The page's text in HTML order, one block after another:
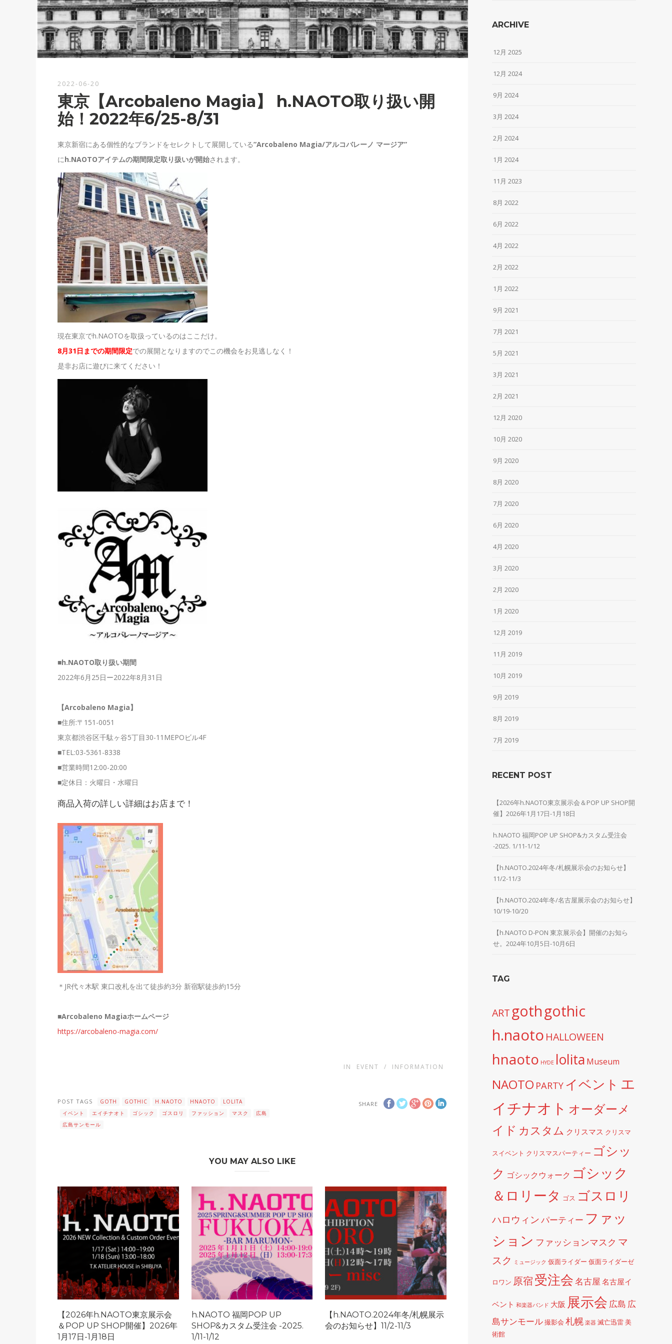
2022-06-20
東京【Arcobaleno Magia】 h.NAOTO取り扱い開
始！2022年6/25-8/31
東京新宿にある個性的なブランドをセレクトして展開している”Arcobaleno Magia/アルコバレーノ マージア”
にh.NAOTOアイテムの期間限定取り扱いが開始されます。
現在東京でh.NAOTOを取扱っているのはここだけ。
8月31日までの期間限定での展開となりますのでこの機会をお見逃しなく！
是非お店に遊びに来てください！
■h.NAOTO取り扱い期間
2022年6月25日ー2022年8月31日
【Arcobaleno Magia】
■住所:〒151-0051
東京都渋谷区千駄ヶ谷5丁目30-11MEPOビル4F
■TEL:03-5361-8338
■営業時間12:00-20:00
■定休日：火曜日・水曜日
商品入荷の詳しい詳細はお店まで！
＊JR代々木駅 東口改札を出て徒歩約3分 新宿駅徒歩約15分
■Arcobaleno Magiaホームページ
https://arcobaleno-magia.com/
IN EVENT / INFORMATION
SHARE
POST TAGS GOTH GOTHIC H.NAOTO HNAOTO
LOLITA
イベント
エイチナオト ゴシック ゴスロリ ファッション マスク
広島
広島サンモール
YOU MAY ALSO LIKE
【2026年h.NAOTO東京展示会
＆POP UP SHOP開催】2026年
1月17日-1月18日
h.NAOTO 福岡POP UP
SHOP&カスタム受注会 -2025.
1/11-1/12
【h.NAOTO.2024年冬/札幌展示
会のお知らせ】11/2-11/3
ARCHIVE
12月 2025
12月 2024
9月 2024
3月 2024
2月 2024
1月 2024
11月 2023
8月 2022
6月 2022
4月 2022
2月 2022
1月 2022
9月 2021
7月 2021
5月 2021
3月 2021
2月 2021
12月 2020
10月 2020
9月 2020
8月 2020
7月 2020
6月 2020
4月 2020
3月 2020
2月 2020
1月 2020
12月 2019
11月 2019
10月 2019
9月 2019
8月 2019
7月 2019
RECENT POST
【2026年h.NAOTO東京展示会＆POP UP SHOP開
催】2026年1月17日-1月18日
h.NAOTO 福岡POP UP SHOP&カスタム受注会
-2025. 1/11-1/12
【h.NAOTO.2024年冬/札幌展示会のお知らせ】
11/2-11/3
【h.NAOTO.2024年冬/名古屋展示会のお知らせ】
10/19-10/20
【h.NAOTO D-PON 東京展示会】開催のお知ら
せ。2024年10月5日-10月6日
TAG
ART gothgothic
h.naoto HALLOWEEN
hnaoto HYDE lolita Museum
NAOTO PARTY イベント エ
イチナオト オーダーメ
イド カスタム クリスマス クリスマ
スイベント クリスマスパーティー ゴシッ
ク ゴシックウォーク ゴシック
＆ロリータ ゴス ゴスロリ
ハロウィンパーティー ファッ
ション ファッションマスク マ
スク
ミュージック 仮面ライダー 仮面ライダーゼ
ロワン 原宿受注会名古屋 名古屋イ
ベント 和楽器バンド 大阪 展示会 広島 広
島サンモール撮影会 札幌 楽器 滅亡迅雷美
術館